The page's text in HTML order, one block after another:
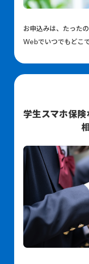
お申込みは、たった
Webでいつでもどこ
学生スマホ保険